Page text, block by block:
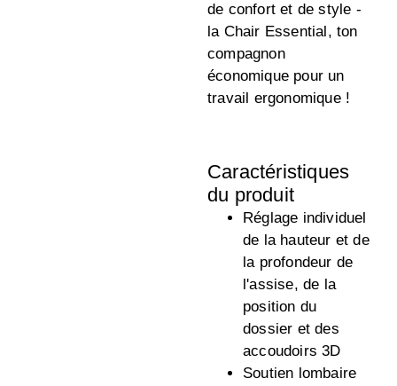
de confort et de style -
la Chair Essential, ton
compagnon
économique pour un
travail ergonomique !
Caractéristiques
du produit
Réglage individuel
de la hauteur et de
la profondeur de
l'assise, de la
position du
dossier et des
accoudoirs 3D
Soutien lombaire